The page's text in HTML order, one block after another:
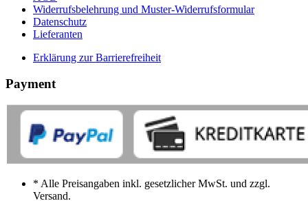
Widerrufsbelehrung und Muster-Widerrufsformular
Datenschutz
Lieferanten
Erklärung zur Barrierefreiheit
Payment
* Alle Preisangaben inkl. gesetzlicher MwSt. und zzgl.
Versand.